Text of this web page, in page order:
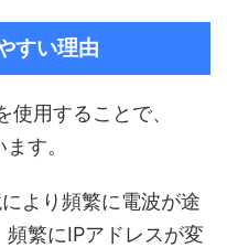
すい理由
用することで、
す。
より頻繁に電波が途
繁にIPアドレスが変